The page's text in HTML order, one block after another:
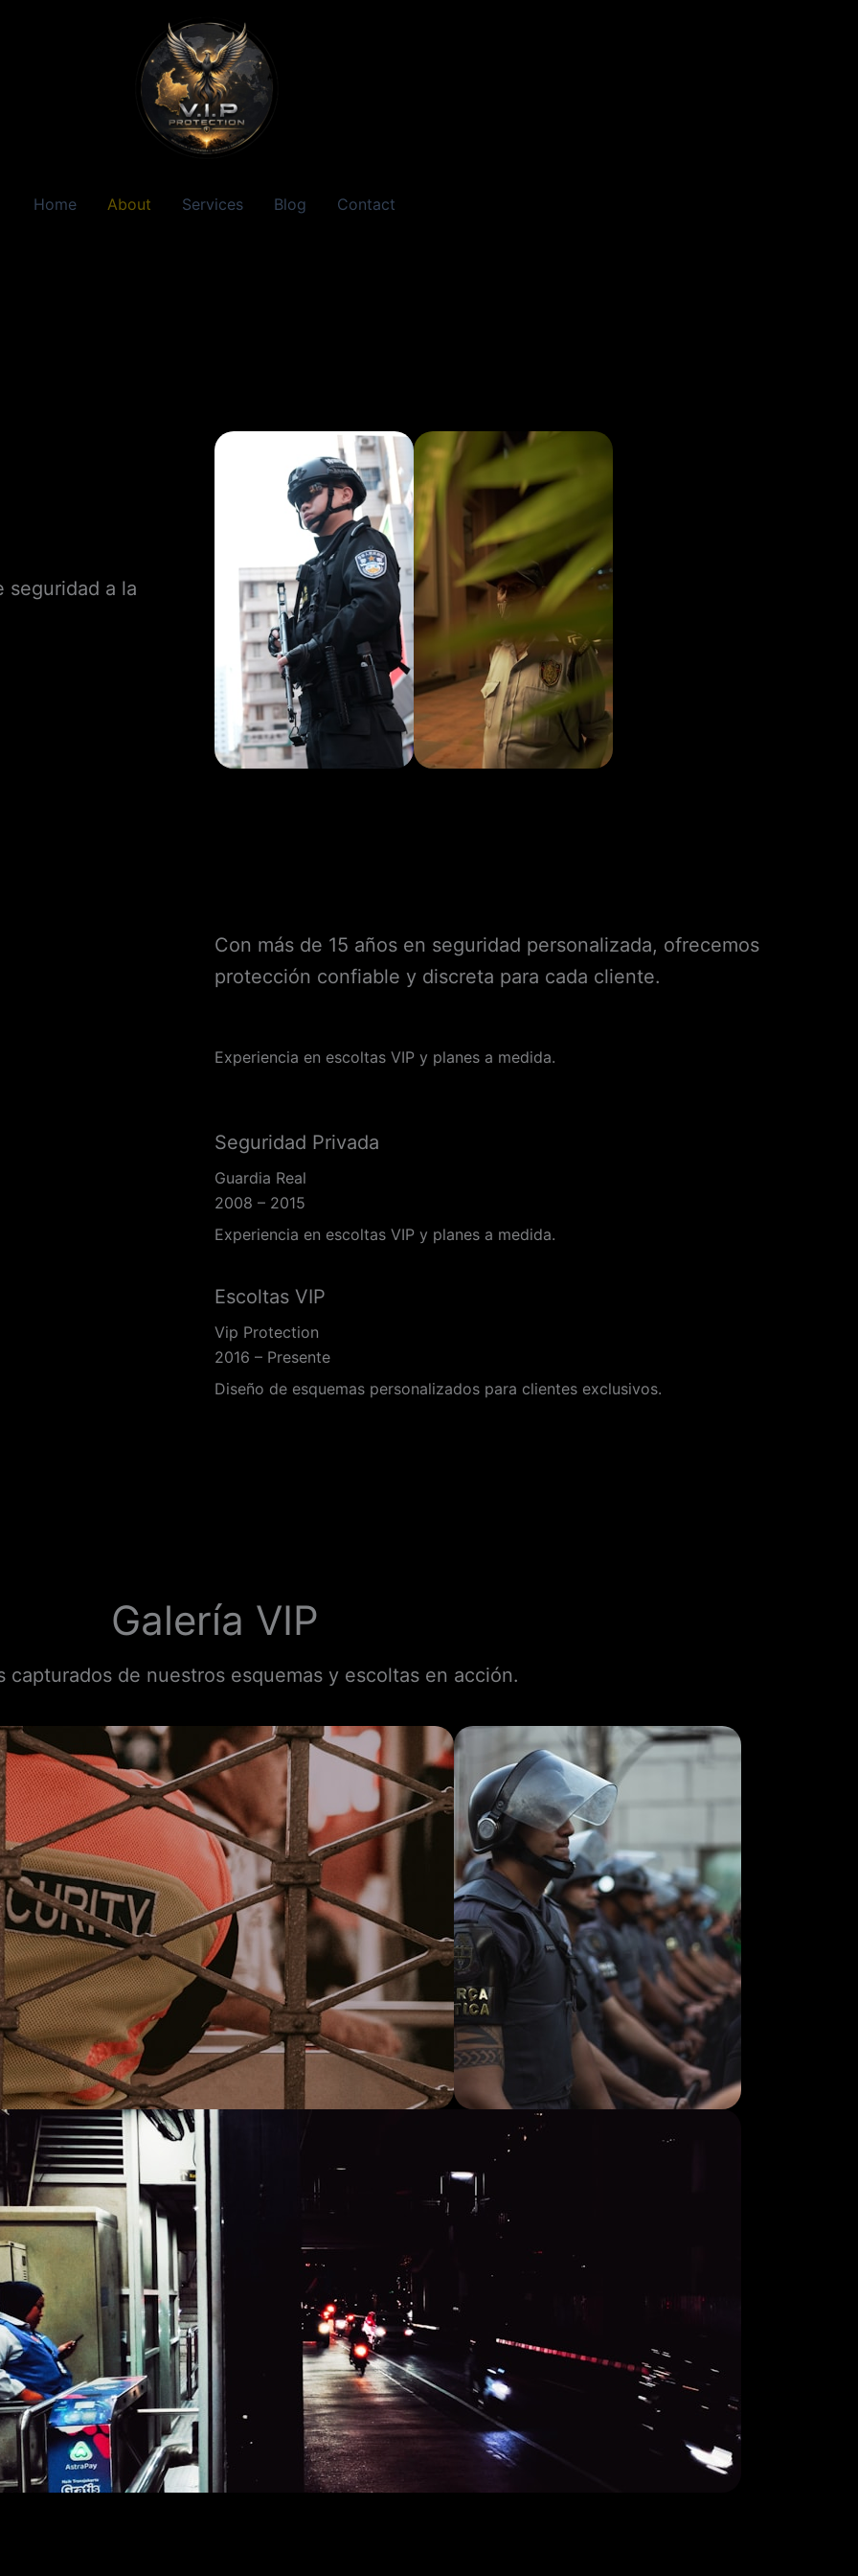
Home About Services Blog Contact
seguridad a la
Con más de 15 años en seguridad personalizada, ofrecemos
protección confiable y discreta para cada cliente.
Experiencia en escoltas VIP y planes a medida.
Seguridad Privada
Guardia Real
2008 – 2015
Experiencia en escoltas VIP y planes a medida.
Escoltas VIP
Vip Protection
2016 – Presente
Diseño de esquemas personalizados para clientes exclusivos.
Galería VIP
capturados de nuestros esquemas y escoltas en acción.